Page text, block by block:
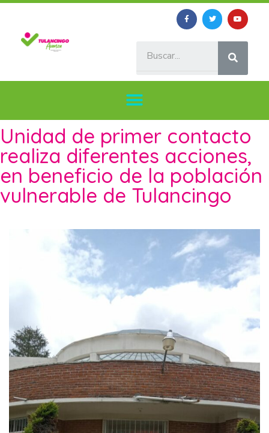
Unidad de primer contacto
realiza diferentes acciones,
en beneficio de la población
vulnerable de Tulancingo